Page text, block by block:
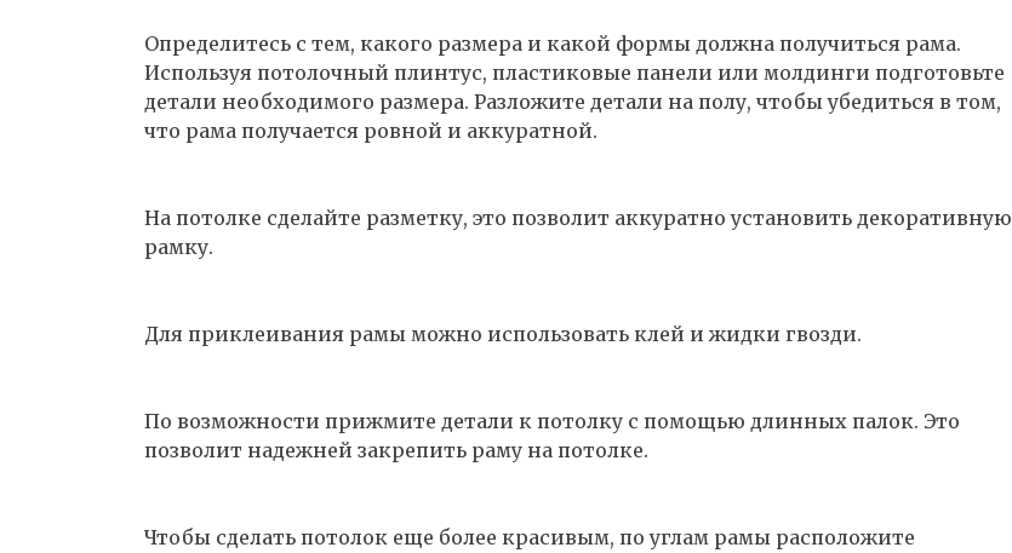
Определитесь с тем, какого размера и какой формы должна получиться рама.
Используя потолочный плинтус, пластиковые панели или молдинги подготовьте
детали необходимого размера. Разложите детали на полу, чтобы убедиться в том,
что рама получается ровной и аккуратной.
На потолке сделайте разметку, это позволит аккуратно установить декоративную
рамку.
Для приклеивания рамы можно использовать клей и жидки гвозди.
По возможности прижмите детали к потолку с помощью длинных палок. Это
позволит надежней закрепить раму на потолке.
Чтобы сделать потолок еще более красивым, по углам рамы расположите